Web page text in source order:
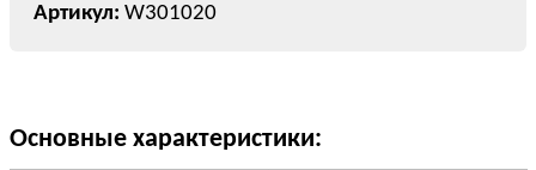
W301020
Основные характеристики: